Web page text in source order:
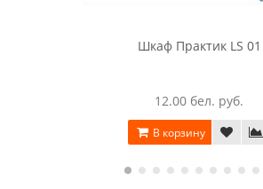
Шкаф Практик LS 01
12.00 бел. руб.
В корзину